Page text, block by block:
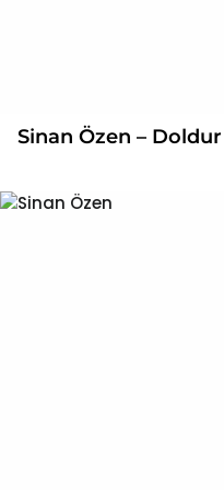
Sinan Özen –